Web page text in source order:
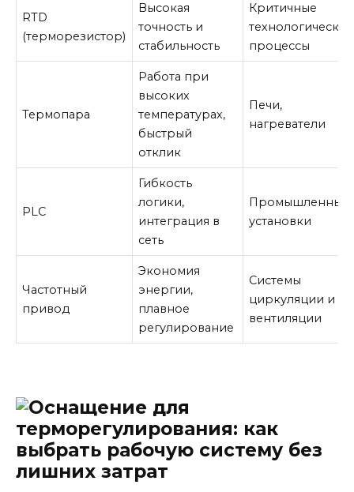
RTD
(терморезистор)
Высокая
точность и
стабильность
Критичные
технологические
процессы
Термопара
Работа при
высоких
температурах,
быстрый
отклик
Печи,
нагреватели
PLC
Гибкость
логики,
интеграция в
сеть
Промышленные
установки
Частотный
привод
Экономия
энергии,
плавное
регулирование
Системы
циркуляции и
вентиляции